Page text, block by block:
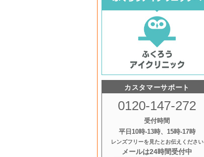
カスタマーサポート
0120-147-272
受付時間
平日10時‐13時、15時‐17時
レンズフリーを見たとお伝えください
メールは24時間受付中